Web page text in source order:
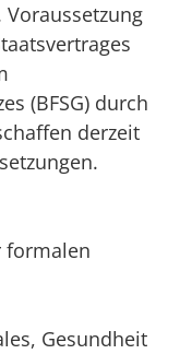
(BFSG) durch
derzeit
formalen
Gesundheit